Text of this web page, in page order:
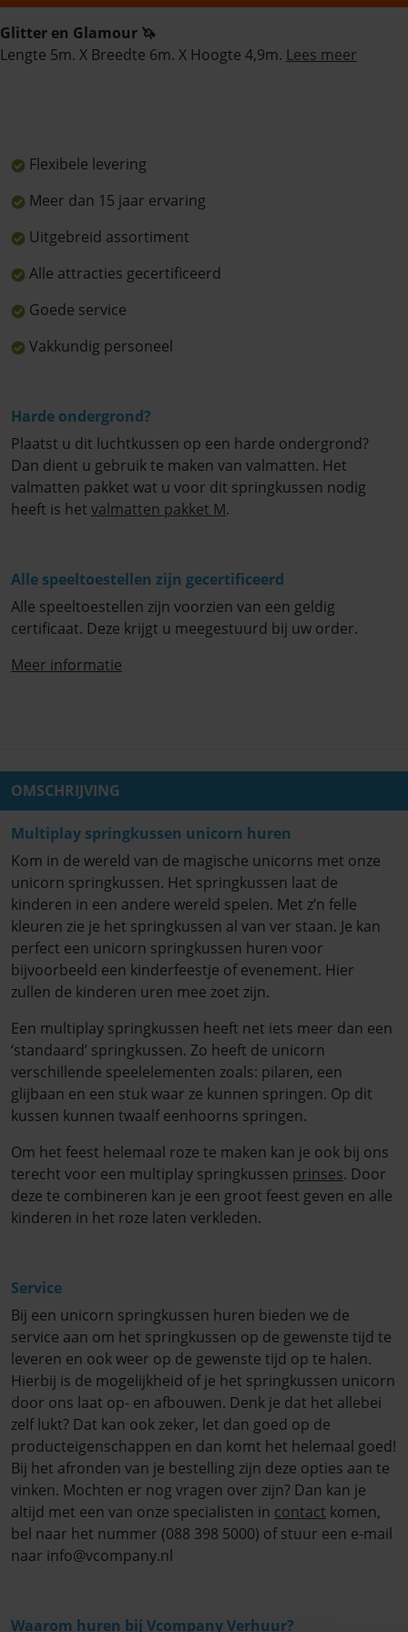
Glitter en Glamour 🦄
Lengte 5m. X Breedte 6m. X Hoogte 4,9m. Lees meer
Flexibele levering
Meer dan 15 jaar ervaring
Uitgebreid assortiment
Alle attracties gecertificeerd
Goede service
Vakkundig personeel
Harde ondergrond?
Plaatst u dit luchtkussen op een harde ondergrond?
Dan dient u gebruik te maken van valmatten. Het
valmatten pakket wat u voor dit springkussen nodig
heeft is het valmatten pakket M.
Alle speeltoestellen zijn gecertificeerd
Alle speeltoestellen zijn voorzien van een geldig
certificaat. Deze krijgt u meegestuurd bij uw order.
Meer informatie
OMSCHRIJVING
Multiplay springkussen unicorn huren
Kom in de wereld van de magische unicorns met onze
unicorn springkussen. Het springkussen laat de
kinderen in een andere wereld spelen. Met z’n felle
kleuren zie je het springkussen al van ver staan. Je kan
perfect een unicorn springkussen huren voor
bijvoorbeeld een kinderfeestje of evenement. Hier
zullen de kinderen uren mee zoet zijn.
Een multiplay springkussen heeft net iets meer dan een
‘standaard’ springkussen. Zo heeft de unicorn
verschillende speelelementen zoals: pilaren, een
glijbaan en een stuk waar ze kunnen springen. Op dit
kussen kunnen twaalf eenhoorns springen.
Om het feest helemaal roze te maken kan je ook bij ons
terecht voor een multiplay springkussen prinses. Door
deze te combineren kan je een groot feest geven en alle
kinderen in het roze laten verkleden.
Service
Bij een unicorn springkussen huren bieden we de
service aan om het springkussen op de gewenste tijd te
leveren en ook weer op de gewenste tijd op te halen.
Hierbij is de mogelijkheid of je het springkussen unicorn
door ons laat op- en afbouwen. Denk je dat het allebei
zelf lukt? Dat kan ook zeker, let dan goed op de
producteigenschappen en dan komt het helemaal goed!
Bij het afronden van je bestelling zijn deze opties aan te
vinken. Mochten er nog vragen over zijn? Dan kan je
altijd met een van onze specialisten in contact komen,
bel naar het nummer (088 398 5000) of stuur een e-mail
naar info@vcompany.nl
Waarom huren bij Vcompany Verhuur?